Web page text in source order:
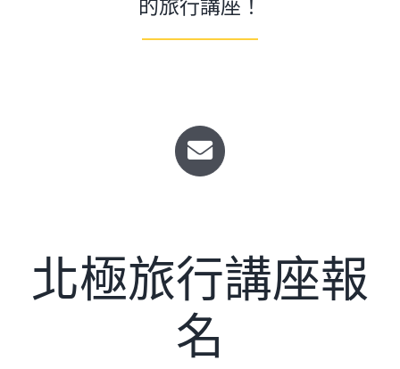
的旅行講座！
北極旅行講座報
名